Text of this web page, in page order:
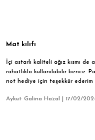
Mat kılıfı
İçi astarlı kaliteli ağız kısmı
rahatlıkla kullanılabilir bence.
not hediye için teşekkür ederim
Aykut Galina Hazal | 17/02/